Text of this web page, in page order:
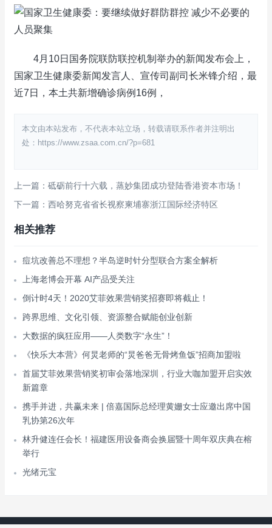
4月10日国务院联防联控机制举办的新闻发布会上，
国家卫生健康委新闻发言人、宣传司副司长米锋介绍，最
近7日，本土共新增确诊病例16例，
本文由本站发布，不代表本站立场，转载请联系作者并注明出
处：https://www.zsaa.com.cn/?p=681
上一篇：砥砺前行十六载，蒸妙集团成功登陆香港资本市场！
下一篇：西哈努克省省长视察柬埔寨浙江国际经济特区
相关推荐
痘坑改善总不理想？半岛逆时针分型联合方案全解析
上海老博会开幕 AI产品受关注
倒计时4天！2020艾菲效果营销奖招赛即将截止！
跨界思维、文化引领、资源整合赋能创业创新
大数据的疯狂应用——人类数字“永生”！
《快乐大本营》何炅老师的“炅爸爸无骨烤鱼饭”招商加盟啦
首届艾菲效果营销奖初审会落地深圳，行业大咖加盟开启实效
新篇章
携手并进，共赢未来 | 倍嘉国际总经理黄姗女士应邀出席中国
乳协第26次年
林升健连任会长！福建医用设备商会换届暨十周年双庆典在榕
举行
光绪元宝